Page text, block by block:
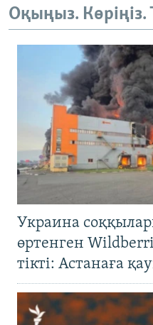
Оқыңыз.
Украина
өртенген
тікті: Астанаға